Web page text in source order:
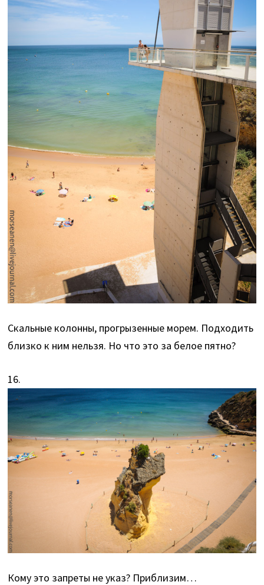
Скальные колонны, прогрызенные морем. Подходить
близко к ним нельзя. Но что это за белое пятно?
16.
Кому это запреты не указ? Приблизим…